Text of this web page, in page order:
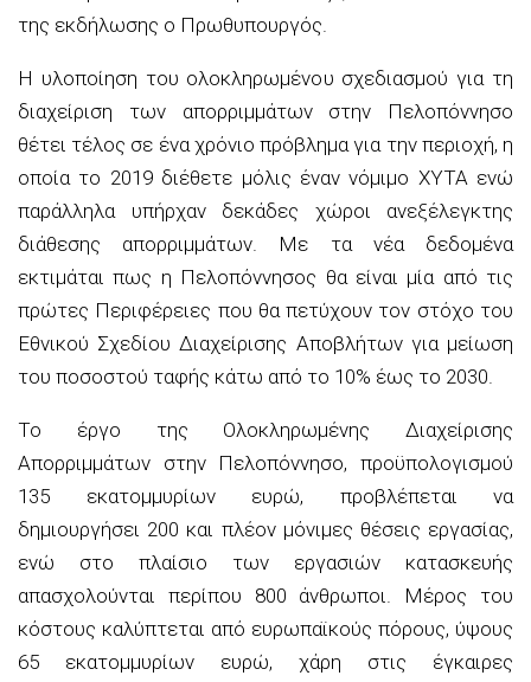
της εκδήλωσης ο Πρωθυπουργός.
Η υλοποίηση του ολοκληρωμένου σχεδιασμού για τη
διαχείριση των απορριμμάτων στην Πελοπόννησο
θέτει τέλος σε ένα χρόνιο πρόβλημα για την περιοχή, η
οποία το 2019 διέθετε μόλις έναν νόμιμο ΧΥΤΑ ενώ
παράλληλα υπήρχαν δεκάδες χώροι ανεξέλεγκτης
διάθεσης απορριμμάτων. Με τα νέα δεδομένα
εκτιμάται πως η Πελοπόννησος θα είναι μία από τις
πρώτες Περιφέρειες που θα πετύχουν τον στόχο του
Εθνικού Σχεδίου Διαχείρισης Αποβλήτων για μείωση
του ποσοστού ταφής κάτω από το 10% έως το 2030.
Το έργο της Ολοκληρωμένης Διαχείρισης
Απορριμμάτων στην Πελοπόννησο, προϋπολογισμού
135 εκατομμυρίων ευρώ, προβλέπεται να
δημιουργήσει 200 και πλέον μόνιμες θέσεις εργασίας,
ενώ στο πλαίσιο των εργασιών κατασκευής
απασχολούνται περίπου 800 άνθρωποι. Μέρος του
κόστους καλύπτεται από ευρωπαϊκούς πόρους, ύψους
65 εκατομμυρίων ευρώ, χάρη στις έγκαιρες